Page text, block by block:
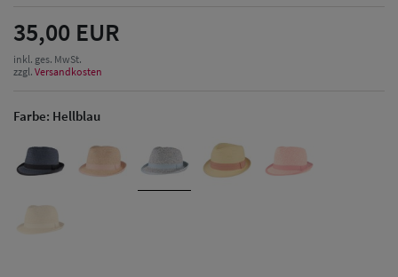
Herren
35,00 EUR
inkl. ges. MwSt.
zzgl. Versandkosten
Farbe: Hellblau